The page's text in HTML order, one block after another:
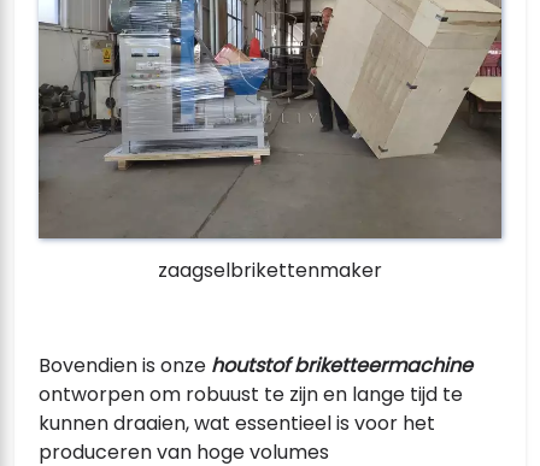
zaagselbrikettenmaker
Bovendien is onze houtstof briketteermachine
ontworpen om robuust te zijn en lange tijd te
kunnen draaien, wat essentieel is voor het
produceren van hoge volumes